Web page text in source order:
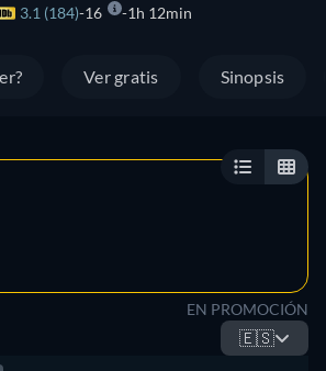
3.1 (184) 16 1h 12min
Ver gratis Sinopsis
EN PROMOCIÓN
🇪🇸